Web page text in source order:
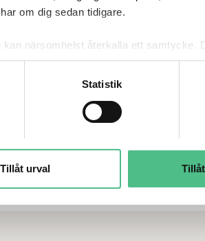
om dig sedan tidigare.
närsomhelst återkalla ett samtycke.
inställningarna.
Statistik
Tillåt urval
Har du frågor eller